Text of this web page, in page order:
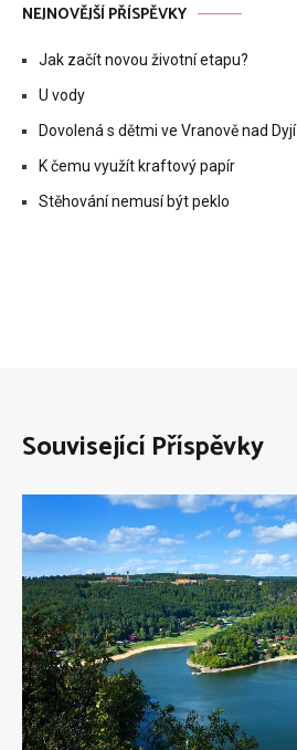
NEJNOVĚJŠÍ PŘÍSPĚVKY
Jak začít novou životní etapu?
U vody
Dovolená s dětmi ve Vranově nad Dyjí
K čemu využít kraftový papír
Stěhování nemusí být peklo
Související Příspěvky